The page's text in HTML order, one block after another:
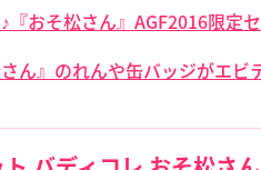
おそ松さん』AGF2016限定
ん』のれんや缶バッジがエビ